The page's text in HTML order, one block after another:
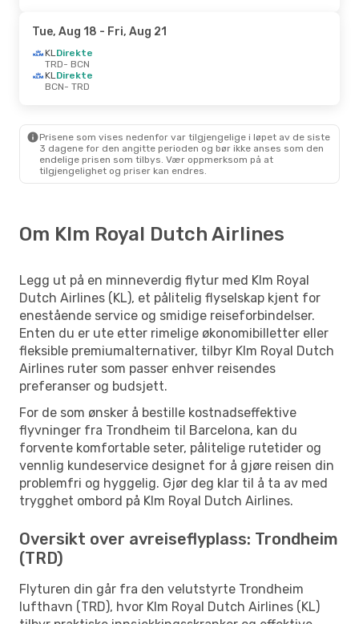
Tue, Aug 18 - Fri, Aug 21
KLDirekte
TRD- BCN
KLDirekte
BCN- TRD
Prisene som vises nedenfor var tilgjengelige i løpet av de siste
3 dagene for den angitte perioden og bør ikke anses som den
endelige prisen som tilbys. Vær oppmerksom på at
tilgjengelighet og priser kan endres.
Om Klm Royal Dutch Airlines
Legg ut på en minneverdig flytur med Klm Royal
Dutch Airlines (KL), et pålitelig flyselskap kjent for
enestående service og smidige reiseforbindelser.
Enten du er ute etter rimelige økonomibilletter eller
fleksible premiumalternativer, tilbyr Klm Royal Dutch
Airlines ruter som passer enhver reisendes
preferanser og budsjett.
For de som ønsker å bestille kostnadseffektive
flyvninger fra Trondheim til Barcelona, kan du
forvente komfortable seter, pålitelige rutetider og
vennlig kundeservice designet for å gjøre reisen din
problemfri og hyggelig. Gjør deg klar til å ta av med
trygghet ombord på Klm Royal Dutch Airlines.
Oversikt over avreiseflyplass: Trondheim
(TRD)
Flyturen din går fra den velutstyrte Trondheim
lufthavn (TRD), hvor Klm Royal Dutch Airlines (KL)